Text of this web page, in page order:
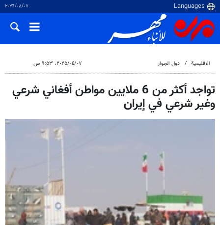
٠٧‏/٠٨‏/٢٠٢٦
الاقلیمیة دول الجوار ٠٧‏/٠٤‏/٢٠٢٥، ٩:٥٣ ص
تواجد أكثر من 6 ملايين مواطن أفغاني شرعي
وغير شرعي في إيران